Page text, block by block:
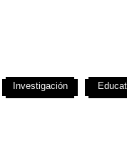
Investigación